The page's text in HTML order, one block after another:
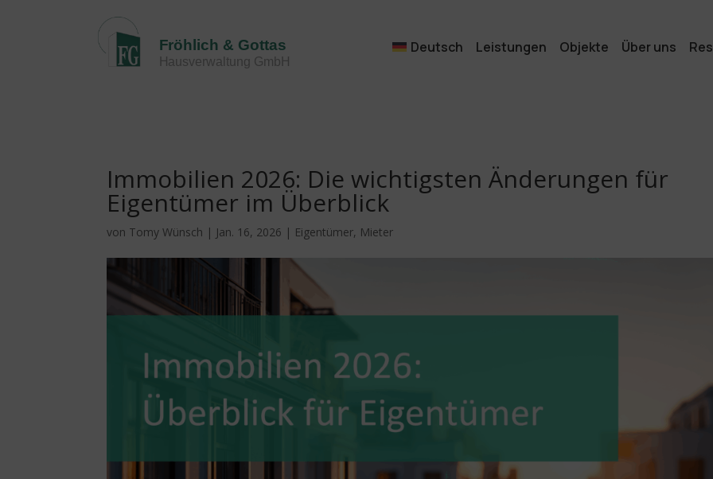
Deutsch Leistungen Objekte Über uns
Immobilien 2026: Die wichtigsten Änderungen für
Eigentümer im Überblick
von Tomy Wünsch | Jan. 16, 2026 | Eigentümer, Mieter